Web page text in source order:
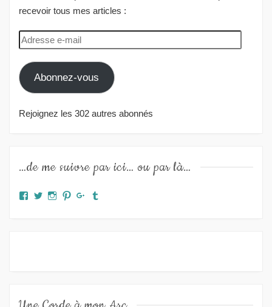
recevoir tous mes articles :
Adresse
e-
mail
Abonnez-vous
Rejoignez les 302 autres abonnés
…de me suivre par ici… ou par là…
Facebook
TwitterInstagram
PinterestGoogle+